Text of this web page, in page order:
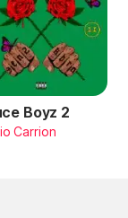
Boyz 2
Carrion